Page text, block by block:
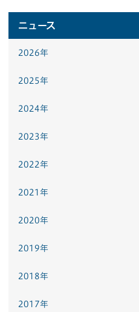
ニュース
2026年
2025年
2024年
2023年
2022年
2021年
2020年
2019年
2018年
2017年